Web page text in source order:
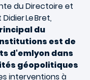
du Directoire et
Le Bret,
du
est de
d'emlyon dans
géopolitiques
interventions à